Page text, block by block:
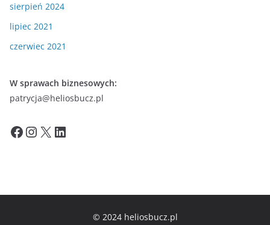
sierpień 2024
lipiec 2021
czerwiec 2021
W sprawach biznesowych:
patrycja@heliosbucz.pl
Facebook InstagramX LinkedIn
© 2024 heliosbucz.pl